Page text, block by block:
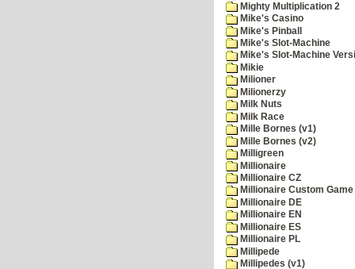
Mighty Multiplication 2
Mike's Casino
Mike's Pinball
Mike's Slot-Machine
Mike's Slot-Machine
Mikie
Milioner
Milionerzy
Milk Nuts
Milk Race
Mille Bornes (v1)
Mille Bornes (v2)
Milligreen
Millionaire
Millionaire CZ
Millionaire Custom
Millionaire DE
Millionaire EN
Millionaire ES
Millionaire PL
Millipede
Millipedes (v1)